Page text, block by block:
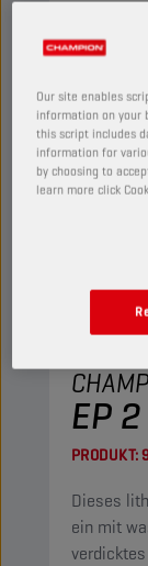
EP 2
PRODUKT:
Dieses
ein mit
Our site enables
information on your
this script includes
information for
by choosing to
learn more click